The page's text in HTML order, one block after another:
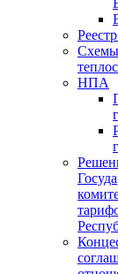
Схемы
НПА